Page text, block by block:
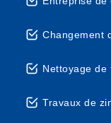
Changement
Nettoyage de
Travaux de